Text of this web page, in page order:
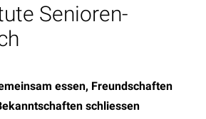
Senioren-
essen, Freundschaften
schliessen